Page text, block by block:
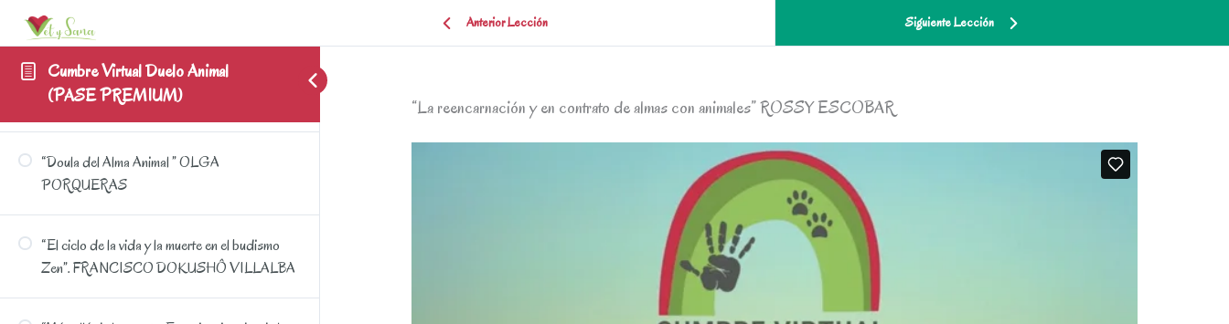
Cumbre Virtual Duelo Animal
(PASE PREMIUM)
MEHEDINCU
“Quién decide cuándo es el momento”
CRISTINA MORENO
“Doula del Alma Animal ” OLGA
PORQUERAS
“El ciclo de la vida y la muerte en el budismo
Zen”. FRANCISCO DOKUSHÔ VILLALBA
Anterior Lección Siguiente Lección
“La reencarnación y en contrato de almas con animales” ROSSY ESCOBAR